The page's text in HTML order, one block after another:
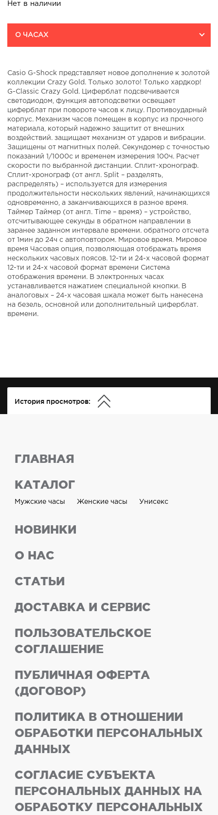
Нет в наличии
О ЧАСАХ
Casio G-Shock представляет новое дополнение к золотой
коллекции Crazy Gold. Только золото! Только хардкор!
G-Classic Crazy Gold. Циферблат подсвечивается
светодиодом, функция автоподсветки освещает
циферблат при повороте часов к лицу. Противоударный
корпус. Механизм часов помещен в корпус из прочного
материала, который надежно защитит от внешних
воздействий. защищает механизм от ударов и вибрации.
Защищены от магнитных полей. Секундомер с точностью
показаний 1/1000с и временем измерения 100ч. Расчет
скорости по выбранной дистанции. Сплит-хронограф.
Сплит-хронограф (от англ. Split – разделять,
распределять) – используется для измерения
продолжительности нескольких явлений, начинающихся
одновременно, а заканчивающихся в разное время.
Таймер Таймер (от англ. Time – время) – устройство,
отсчитывающее секунды в обратном направлении в
заранее заданном интервале времени. обратного отсчета
от 1мин до 24ч с автоповтором. Мировое время. Мировое
время Часовая опция, позволяющая отображать время
нескольких часовых поясов. 12-ти и 24-х часовой формат
12-ти и 24-х часовой формат времени Система
отображения времени. В электронных часах
устанавливается нажатием специальной кнопки. В
аналоговых – 24-х часовая шкала может быть нанесена
на безель, основной или дополнительный циферблат.
времени.
История просмотров:
ГЛАВНАЯ
КАТАЛОГ
Мужские часы Женские часы Унисекс
НОВИНКИ
О НАС
СТАТЬИ
ДОСТАВКА И СЕРВИС
ПОЛЬЗОВАТЕЛЬСКОЕ
СОГЛАШЕНИЕ
ПУБЛИЧНАЯ ОФЕРТА
(ДОГОВОР)
ПОЛИТИКА В ОТНОШЕНИИ
ОБРАБОТКИ ПЕРСОНАЛЬНЫХ
ДАННЫХ
СОГЛАСИЕ СУБЪЕКТА
ПЕРСОНАЛЬНЫХ ДАННЫХ НА
ОБРАБОТКУ ПЕРСОНАЛЬНЫХ